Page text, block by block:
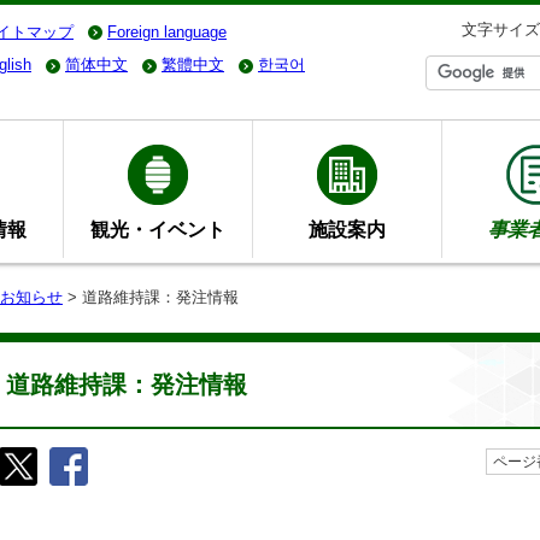
トマップ Foreign language
文字サイズ
简体中文 繁體中文 한국어
報 観光・イベント 施設案内 事業
お知らせ > 道路維持課：発注情報
道路維持課：発注情報
ペー